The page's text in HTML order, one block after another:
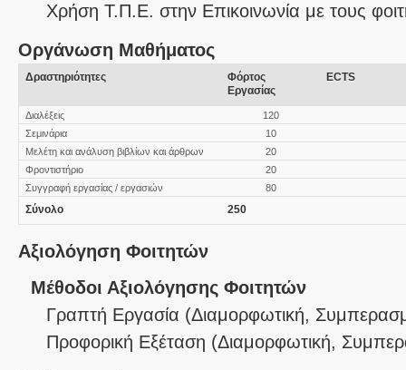
Χρήση Τ.Π.Ε. στην Επικοινωνία με τους
Οργάνωση Μαθήματος
Δραστηριότητες
Φόρτος
Εργασίας
ECTS
Διαλέξεις
120
Σεμινάρια
10
Μελέτη και ανάλυση βιβλίων και άρθρων
20
Φροντιστήριο
20
Συγγραφή εργασίας / εργασιών
80
Σύνολο 250
Αξιολόγηση Φοιτητών
Μέθοδοι Αξιολόγησης Φοιτητών
Γραπτή Εργασία (Διαμορφωτική,
Προφορική Εξέταση (Διαμορφωτική,